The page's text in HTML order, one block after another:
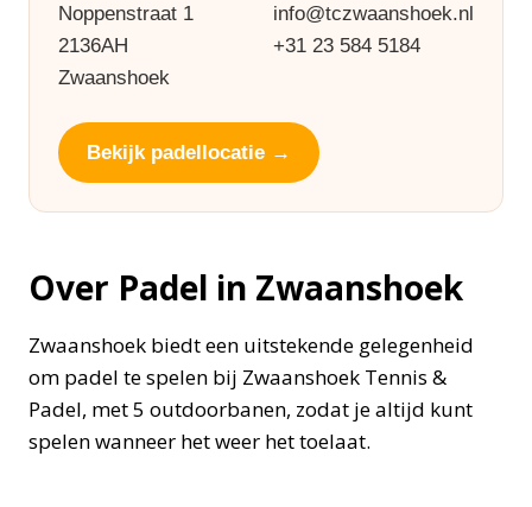
Noppenstraat 1
2136AH
Zwaanshoek
info@tczwaanshoek.nl
+31 23 584 5184
Bekijk padellocatie →
Over Padel in Zwaanshoek
Zwaanshoek biedt een uitstekende gelegenheid
om padel te spelen bij Zwaanshoek Tennis &
Padel, met 5 outdoorbanen, zodat je altijd kunt
spelen wanneer het weer het toelaat.